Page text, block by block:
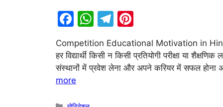
F
c
e
b
o
W
at
s
T
e
gr
er
e
Competition Educational Motivation in
हर विद्यार्थी किसी न किसी प्रतियोगी परीक्षा या
संस्थानों में प्रवेश लेना और अपने करियर में सफल होना
more